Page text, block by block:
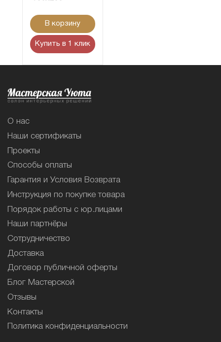
В корзину
Купить в 1 клик
О нас
Наши сертификаты
Проекты
Способы оплаты
Гарантия и Условия Возврата
Инструкция по покупке товара
Порядок работы с юр.лицами
Наши партнёры
Сотрудничество
Доставка
Договор публичной оферты
Блог Мастерской
Отзывы
Контакты
Политика конфиденциальности